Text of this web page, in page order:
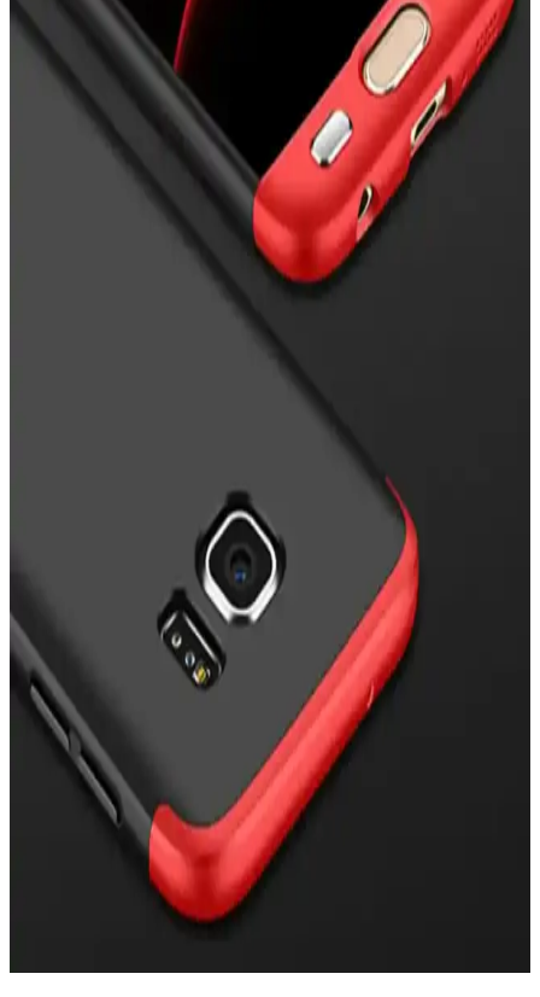
Koruma Sunan Trend Aksesuarlar
Nazar boncuklu telefon kılıfları, estetik ve manevi koruma sağlayan,
çeşitli tasarım ve modellerle telefonunuza şıklık katarken kötü
enerjilere karşı koruma sunar.
Apple iPhone 16 Pro Max için MagSafe Silikon Kılıf
İncelemesi ve Kullanım Avantajları
Apple iPhone 16 Pro Max için tasarlanan MagSafe silikon kılıf, şık
tasarımı ve yüksek koruma özellikleriyle günlük kullanımda ideal bir
Nokia X Siyah Flip Cover İncelemesi: Tasarım,
Koruma ve Kullanıcı Yorumları
Nokia X Siyah Flip Cover, şık tasarımı ve pratik kullanımıyla
telefonunuzu çizik ve darbelere karşı koruyan uygun fiyatlı bir
aksesuar. Uzun vadeli dayanıklılık ve malzeme kalitesi konularında
Zebana Samsung Galaxy A23 Uyumlu Kılıf: Estetik
ve Dayanıklı Koruma Çözümü
Zebana Samsung Galaxy A23 uyumlu kılıf, estetik ve fonksiyonellik
sunar. Dayanıklı malzeme, pratik kartlık bölmesi ve şık tasarımıyla
uzun ömürlü koruma sağlar, telefonunuza değer katar.
Samsung Galaxy A35 5G için Şık ve Koruyucu
Silikon Kılıf Detaylı İnceleme
Samsung Galaxy A35 5G uyumlu silikon kılıf, estetik, dayanıklı ve
pratik özellikleriyle telefonunuzu çizilmelere ve darbelere karşı
korur, kartlık alanı ve kolay erişim sağlar.
Samsung S7 Edge İçin Uygun Kılıf Seçimi ve
Koruma İpuçları
Samsung S7 Edge için tasarlanmış kılıflar, şıklık ve koruma sağlar.
Dayanıklı malzeme ve uygun tasarım sayesinde telefonunuzu